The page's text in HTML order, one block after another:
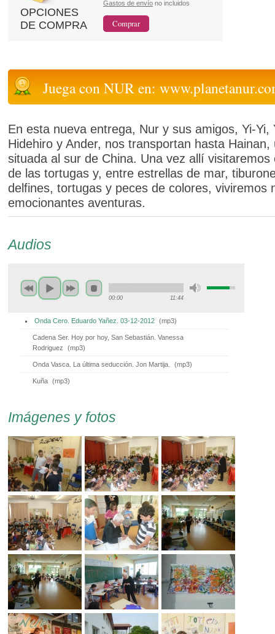
OPCIONES
DE COMPRA
Gastos de envío no incluidos
Juega con NUR en:
En esta nueva entrega, Nur y sus amigos, Yi-Yi,
Hidehiro y Ander, nos transportan hasta Hainan,
situada al sur de China. Una vez allí visitaremos
de las tortugas y, entre estrellas de mar,
delfines, tortugas y peces de colores, viviremos
emocionantes aventuras.
Audios
00:00 11:44
Onda Cero. Eduardo Yañez. 03-12-2012 (mp3)
Cadena Ser. Hoy por hoy, San Sebastián. Vanessa
Rodriguez
(mp3)
Onda Vasca. La última seducción. Jon Martija. (mp3)
Kuña (mp3)
Imágenes y fotos